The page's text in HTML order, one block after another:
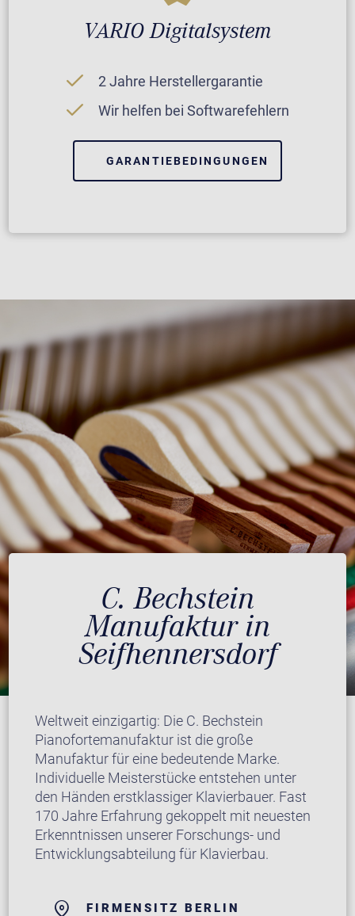
VARIO Digitalsystem
2 Jahre Herstellergarantie
Wir helfen bei Softwarefehlern
GARANTIEBEDINGUNGEN
C. Bechstein
Manufaktur in
Seifhennersdorf
Weltweit einzigartig: Die C. Bechstein
Pianofortemanufaktur ist die große
Manufaktur für eine bedeutende Marke.
Individuelle Meisterstücke entstehen unter
den Händen erstklassiger Klavierbauer. Fast
170 Jahre Erfahrung gekoppelt mit neuesten
Erkenntnissen unserer Forschungs- und
Entwicklungsabteilung für Klavierbau.
FIRMENSITZ BERLIN